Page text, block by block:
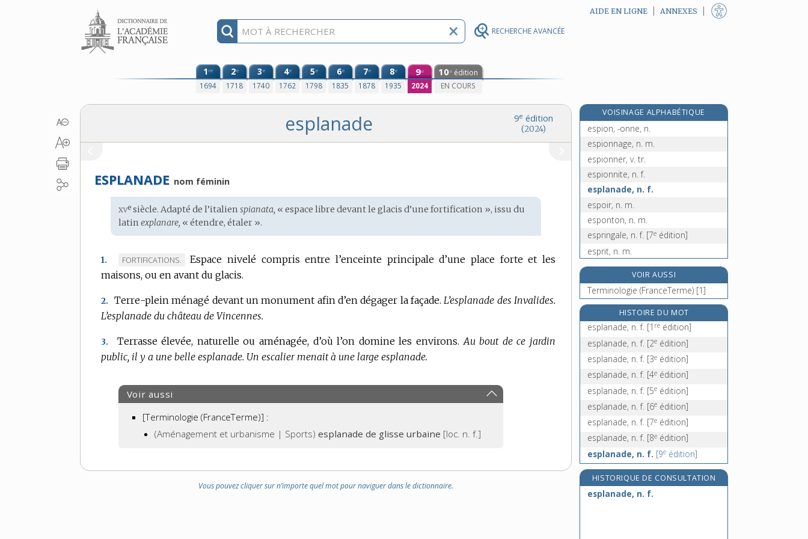
RECHERCHE AVANCÉE
Aller au contenu AIDE EN LIGNE ANNEXES
1re
1694
2e
1718
3e
1740
4e
1762
5e
1798
6e
1835
7e
1878
8e
1935
9e
2024
10e édition
EN COURS
9e édition
(2024)
esplanade
ESPLANADE nom féminin
Étymologie
:
xve siècle. Adapté de l’italien spianata, « espace libre devant le glacis d’une fortification », issu du
latin explanare, « étendre, étaler ».
1.
MARQUE
DE
:
FORTIFICATIONS.
Espace nivelé compris entre l’enceinte principale d’une place forte et les
maisons, ou en avant du glacis.
2. Terre-plein ménagé devant un monument afin d’en dégager la façade. L’esplanade des Invalides.
L’esplanade du château de Vincennes.
3. Terrasse élevée, naturelle ou aménagée, d’où l’on domine les environs. Au bout de ce jardin
public, il y a une belle esplanade. Un escalier menait à une large esplanade.
Voir aussi
[Terminologie (FranceTerme)] :
(Aménagement et urbanisme | Sports)esplanade de glisse urbaine [loc. n. f.]
Vous pouvez cliquer sur n’importe quel mot pour naviguer dans le dictionnaire.
VOISINAGE ALPHABÉTIQUE
espingole, n. f.
espion, -onne, n.
espionnage, n. m.
espionner, v. tr.
espionnite, n. f.
esplanade, n. f.
espoir, n. m.
esponton, n. m.
espringale, n. f. [7e édition]
esprit, n. m.
esprit-de-bois, n. m.
esprit-de-sel, n. m.
esprit-de-vin, n. m.
Esprit-Saint, n. m.
esquicher, v. tr.
VOIR AUSSI
Terminologie (FranceTerme) [1]
HISTOIRE DU MOT
esplanade, n. f. [1 re édition]
esplanade, n. f. [2e édition]
esplanade, n. f. [3e édition]
esplanade, n. f. [4e édition]
esplanade, n. f. [5e édition]
esplanade, n. f. [6e édition]
esplanade, n. f. [7e édition]
esplanade, n. f. [8e édition]
esplanade, n. f. [9e édition]
HISTORIQUE DE CONSULTATION
esplanade, n. f.